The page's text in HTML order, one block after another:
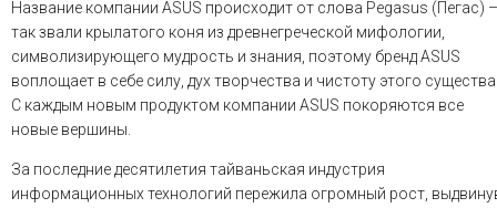
Название компании ASUS происходит от слова Pegasus (Пегас) –
так звали крылатого коня из древнегреческой мифологии,
символизирующего мудрость и знания, поэтому бренд ASUS
воплощает в себе силу, дух творчества и чистоту этого
С каждым новым продуктом компании ASUS покоряются все
новые вершины.
За последние десятилетия тайваньская индустрия
информационных технологий пережила огромный рост,